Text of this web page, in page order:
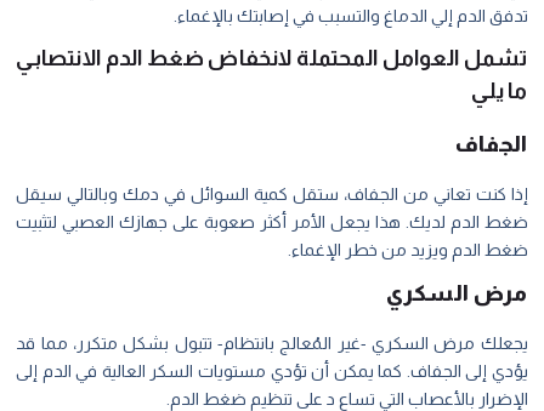
تدفق الدم إلي الدماغ والتسبب في إصابتك بالإغماء.
تشمل العوامل المحتملة لانخفاض ضغط الدم الانتصابي
ما يلي
الجفاف
إذا كنت تعاني من الجفاف، ستقل كمية السوائل في دمك وبالتالي سيقل
ضغط الدم لديك. هذا يجعل الأمر أكثر صعوبة على جهازك العصبي لتثبيت
ضغط الدم ويزيد من خطر الإغماء.
مرض السكري
يجعلك مرض السكري -غير المُعالج بانتظام- تتبول بشكل متكرر، مما قد
يؤدي إلى الجفاف. كما يمكن أن تؤدي مستويات السكر العالية في الدم إلى
الإضرار بالأعصاب التي تساع د على تنظيم ضغط الدم.